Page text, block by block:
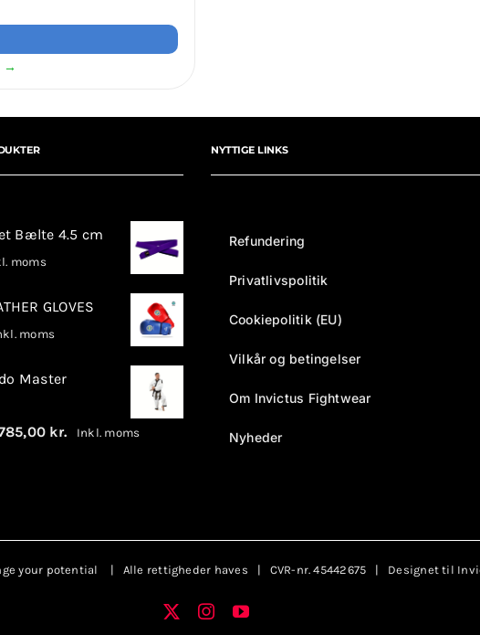
→
Bælte 4.5 cm
moms
GLOVES
moms
Master
kr.Prisinterval:
Inkl. moms
NYTTIGE LINKS
Refundering
Privatlivspolitik
Cookiepolitik (EU)
Vilkår og betingelser
Om Invictus Fightwear
Nyheder
your potential | Alle rettigheder haves | CVR-nr. 45442675 | Designet til
Facebook
X InstagramYouTube